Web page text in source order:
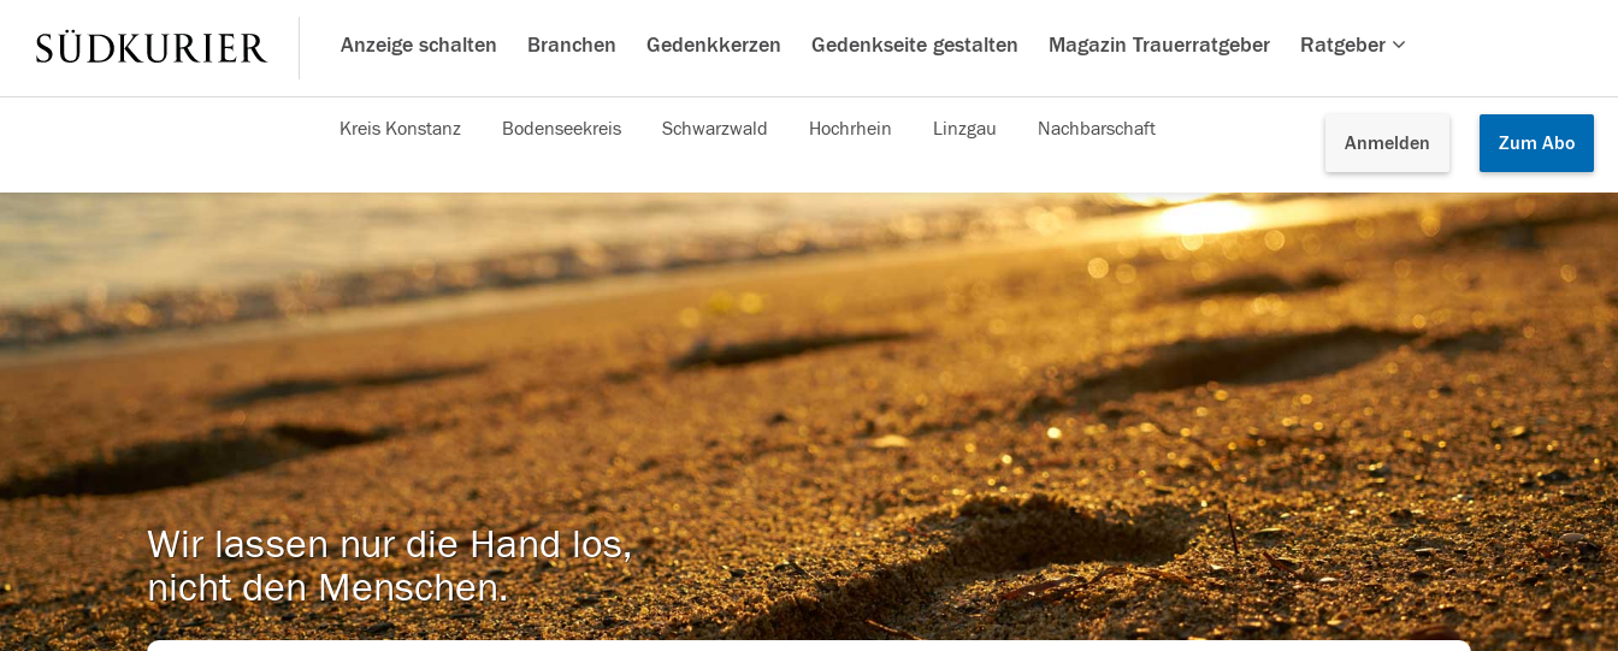
Anzeige schalten Branchen Gedenkkerzen Gedenkseite gestalten Magazin Trauerratgeber Ratgeber
Anmelden Zum Abo
Kreis Konstanz Bodenseekreis Schwarzwald Hochrhein Linzgau Nachbarschaft
Wir lassen nur die Hand los,
nicht den Menschen.